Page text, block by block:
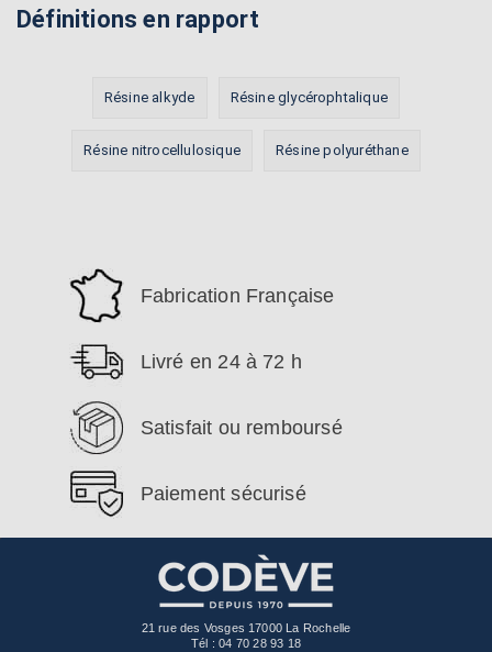
Définitions en rapport
Résine alkyde Résine glycérophtalique
Résine nitrocellulosique Résine polyuréthane
Fabrication Française
Livré en 24 à 72 h
Satisfait ou remboursé
Paiement sécurisé
21 rue des Vosges 17000 La Rochelle
Tél :04 70 28 93 18